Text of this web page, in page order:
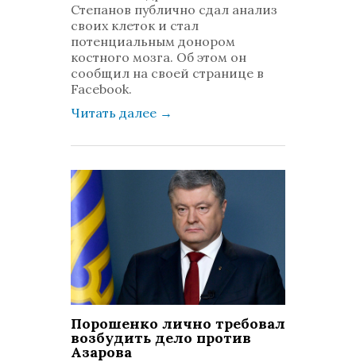
Степанов публично сдал анализ
своих клеток и стал
потенциальным донором
костного мозга. Об этом он
сообщил на своей странице в
Facebook.
Читать далее →
Порошенко лично требовал
возбудить дело против
Азарова